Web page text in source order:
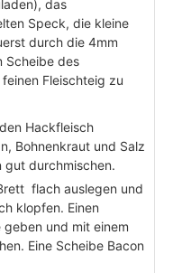
das
Speck, die kleine
durch die 4mm
Scheibe des
Fleischteig zu
Hackfleisch
Bohnenkraut und Salz
gut durchmischen.
flach auslegen und
klopfen. Einen
geben und mit einem
Eine Scheibe Bacon